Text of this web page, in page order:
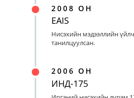
2008 ОН
EAIS
Нисэхийн мэдээллийн
танилцуулсан.
2006 ОН
ИНД-175